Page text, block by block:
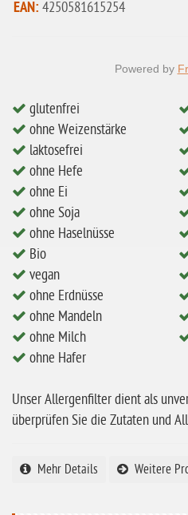
vegan
eiweißarm / PKU
ohne Milch
ohne Hafer
ohne Zuckerzusatz
ohne Reis
ohne Mais
ohne Sesam
ohne Lupinen
ohne Guarkernmehl
ohne Vanille
ohne Sellerie
EAN: 4250581615254
Powered by
glutenfrei
ohne Weizenstärke
laktosefrei
ohne Hefe
ohne Ei
ohne Soja
ohne Haselnüsse
Bio
vegan
ohne Erdnüsse
ohne Mandeln
ohne Milch
ohne Hafer
Unser Allergenfilter dient als
überprüfen Sie die Zutaten und
Mehr Details Weitere